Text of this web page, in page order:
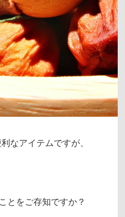
なアイテムですが、
とをご存知ですか？